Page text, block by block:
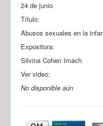
24 de junio
Título:
Abusos sexuales en la
Expositora:
Silvina Cohen Imach
Ver video:
No disponible aún